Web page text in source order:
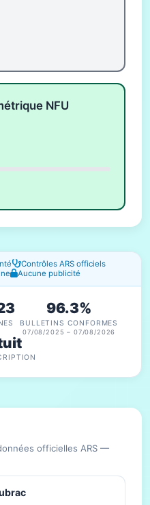
NFU
Contrôles ARS officiels
Aucune publicité
96.3%
BULLETINS CONFORMES
07/08/2025 – 07/08/2026
officielles ARS —